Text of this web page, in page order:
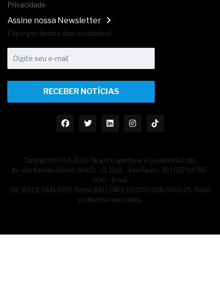
Privacidade
Assine nossa Newsletter
Fique por dentro das novidades!
RECEBER NOTÍCIAS
Copyright© 1994-2026 Target Engenharia e Consultoria Ltda.
Av. das Nações Unidas, 18801 - Cj. 1501 - São Paulo - SP | CEP 04795-
000 - Brasil
Tel.: [55] 11 5641.4655 Ramal 881 | CNPJ: 00.000.028/0001-29. Todos
os direitos reservados.